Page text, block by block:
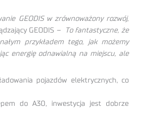
GEODIS w zrównoważony rozwój,
GEODIS – To fantastyczne, że
przykładem tego, jak możemy
energię odnawialną na miejscu, ale
pojazdów elektrycznych, co
do A30, inwestycja jest dobrze